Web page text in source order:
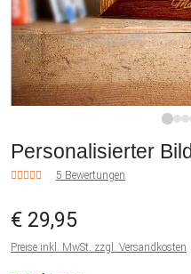
Personalisierter
5 Bewertungen
€ 29,95
Preise inkl. MwSt. zzgl. Versandkosten